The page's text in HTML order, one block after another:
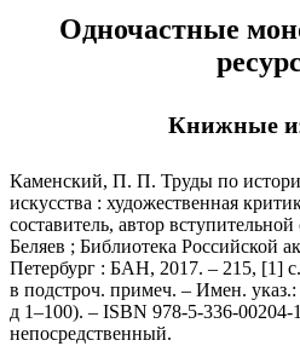
Одночастные
Книжные
Каменский, П. П. Труды по
искусства : художественная
составитель, автор
Беляев ; Библиотека Российской
Петербург : БАН, 2017. – 215, [1]
в подстроч. примеч. – Имен. указ.:
д 1–100). – ISBN 978-5-336-00204-
непосредственный.